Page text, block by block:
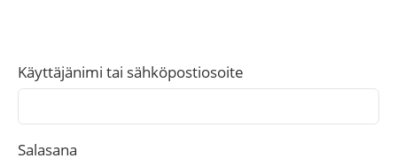
Käyttäjänimi tai sähköpostiosoite
Salasana